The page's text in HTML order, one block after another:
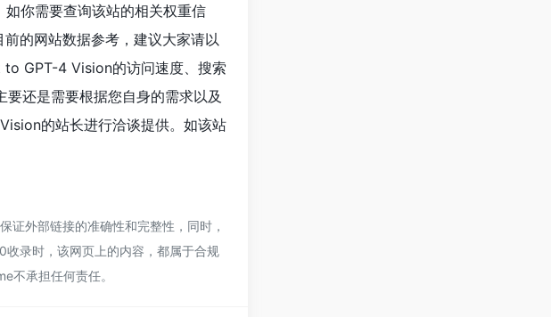
你需要查询该站的相关权重信
前的网站数据参考，建议大家请以
GPT-4 Vision的访问速度、搜索
还是需要根据您自身的需求以及
的站长进行洽谈提供。如该站
外部链接的准确性和完整性，同时，
录时，该网页上的内容，都属于合规
不承担任何责任。